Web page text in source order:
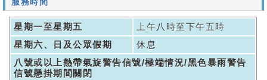
星期一至星期五
上午八時至下午五時
星期六、日及公眾假期
休息
八號或以上熱帶氣旋警告信號/極端情況/黑色暴雨警告
信號懸掛期間關閉